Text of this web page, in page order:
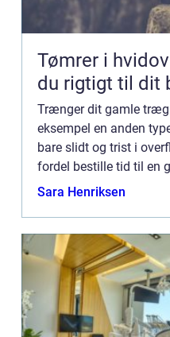
Tømrer i hvidovre sådan
du rigtigt til dit
Trænger dit gamle
eksempel en anden
bare slidt og trist i
fordel bestille tid til en
gulvafslibning hos dit
Sara Henriksen